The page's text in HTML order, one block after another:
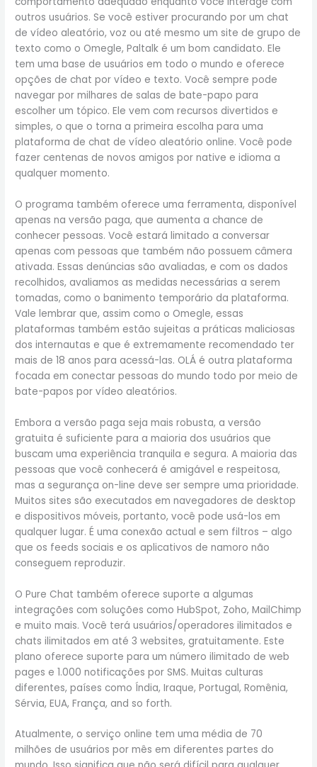
outros usuários. Se você estiver procurando por um chat
de vídeo aleatório, voz ou até mesmo um site de grupo de
texto como o Omegle, Paltalk é um bom candidato. Ele
tem uma base de usuários em todo o mundo e oferece
opções de chat por vídeo e texto. Você sempre pode
navegar por milhares de salas de bate-papo para
escolher um tópico. Ele vem com recursos divertidos e
simples, o que o torna a primeira escolha para uma
plataforma de chat de vídeo aleatório online. Você pode
fazer centenas de novos amigos por native e idioma a
qualquer momento.
O programa também oferece uma ferramenta, disponível
apenas na versão paga, que aumenta a chance de
conhecer pessoas. Você estará limitado a conversar
apenas com pessoas que também não possuem câmera
ativada. Essas denúncias são avaliadas, e com os dados
recolhidos, avaliamos as medidas necessárias a serem
tomadas, como o banimento temporário da plataforma.
Vale lembrar que, assim como o Omegle, essas
plataformas também estão sujeitas a práticas maliciosas
dos internautas e que é extremamente recomendado ter
mais de 18 anos para acessá-las. OLÁ é outra plataforma
focada em conectar pessoas do mundo todo por meio de
bate-papos por vídeo aleatórios.
Embora a versão paga seja mais robusta, a versão
gratuita é suficiente para a maioria dos usuários que
buscam uma experiência tranquila e segura. A maioria das
pessoas que você conhecerá é amigável e respeitosa,
mas a segurança on-line deve ser sempre uma prioridade.
Muitos sites são executados em navegadores de desktop
e dispositivos móveis, portanto, você pode usá-los em
qualquer lugar. É uma conexão actual e sem filtros – algo
que os feeds sociais e os aplicativos de namoro não
conseguem reproduzir.
O Pure Chat também oferece suporte a algumas
integrações com soluções como HubSpot, Zoho, MailChimp
e muito mais. Você terá usuários/operadores ilimitados e
chats ilimitados em até 3 websites, gratuitamente. Este
plano oferece suporte para um número ilimitado de web
pages e 1.000 notificações por SMS. Muitas culturas
diferentes, países como Índia, Iraque, Portugal, Romênia,
Sérvia, EUA, França, and so forth.
Atualmente, o serviço online tem uma média de 70
milhões de usuários por mês em diferentes partes do